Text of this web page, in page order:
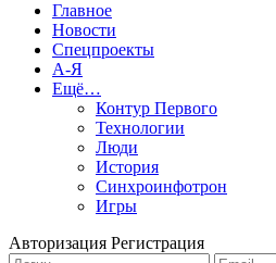
Главное
Новости
Спецпроекты
А-Я
Ещё…
Контур Первого
Технологии
Люди
История
Синхроинфотрон
Игры
Авторизация Регистрация